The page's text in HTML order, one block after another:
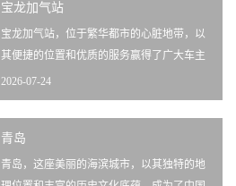
宝龙加气站
宝龙加气站，位于繁华都市的心脏地带，以
其便捷的位置和优质的服务赢得了广大车主
的青睐。作为城市交通的重要组成部分，宝
龙加气站不仅为汽车提供了源源不断的能源
支持，更是城市生活的一部分，体现了现代
科技与环保理念的结合。 关键词宝龙加气
站；城市交通；环保；能源支持
2026-07-24
青岛
青岛，这座美丽的海滨城市，以其独特的地